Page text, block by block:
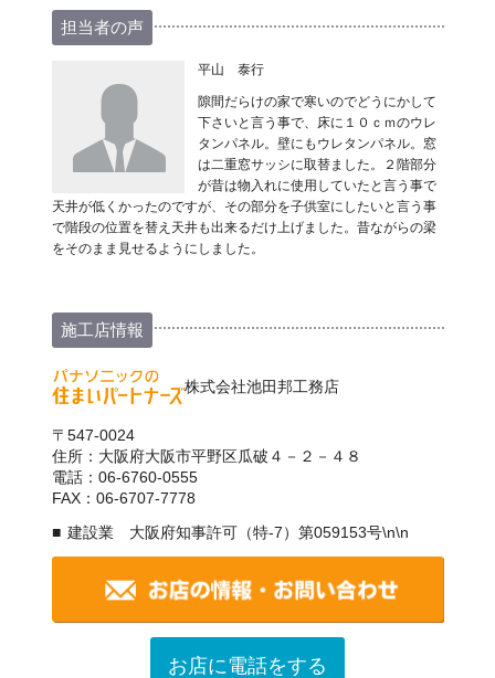
担当者の声
平山 泰行
隙間だらけの家で寒いのでどうにかして
下さいと言う事で、床に１０ｃｍのウレ
タンパネル。壁にもウレタンパネル。窓
は二重窓サッシに取替ました。２階部分
が昔は物入れに使用していたと言う事で
天井が低くかったのですが、その部分を子供室にしたいと言う事
で階段の位置を替え天井も出来るだけ上げました。昔ながらの梁
をそのまま見せるようにしました。
施工店情報
株式会社池田邦工務店
〒547-0024
住所：大阪府大阪市平野区瓜破４－２－４８
電話：06-6760-0555
FAX：06-6707-7778
建設業 大阪府知事許可（特-7）第059153号\n\n
お店に電話をする